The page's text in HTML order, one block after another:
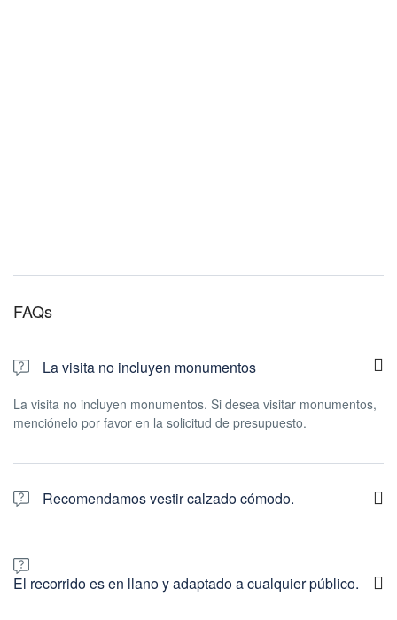
FAQs
La visita no incluyen monumentos
La visita no incluyen monumentos. Si desea visitar monumentos,
menciónelo por favor en la solicitud de presupuesto.
Recomendamos vestir calzado cómodo.
Recomendamos vestir calzado cómodo.
El recorrido es en llano y adaptado a cualquier público.